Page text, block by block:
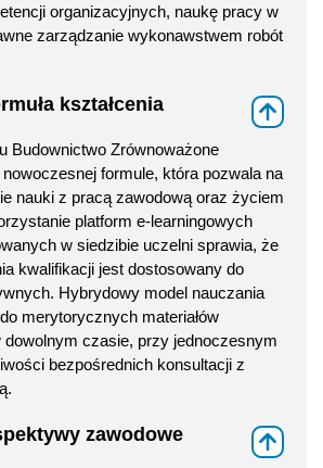
organizacyjnych, naukę pracy w
zarządzanie wykonawstwem robót
kształcenia
Budownictwo Zrównoważone
formule, która pozwala na
nauki z pracą zawodową oraz życiem
platform e-learningowych
w siedzibie uczelni sprawia, że
kwalifikacji jest dostosowany do
Hybrydowy model nauczania
merytorycznych materiałów
czasie, przy jednoczesnym
bezpośrednich konsultacji z
zawodowe